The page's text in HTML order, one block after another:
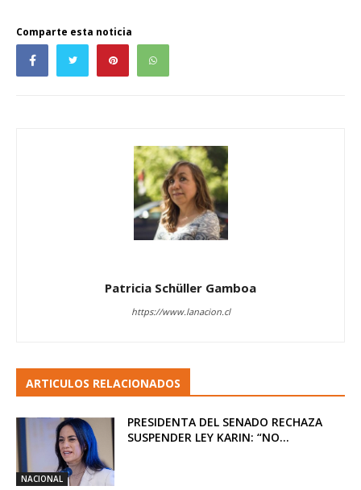
Comparte esta noticia
Patricia Schüller Gamboa
https://www.lanacion.cl
ARTICULOS RELACIONADOS
NACIONAL
PRESIDENTA DEL SENADO RECHAZA
SUSPENDER LEY KARIN: “NO...